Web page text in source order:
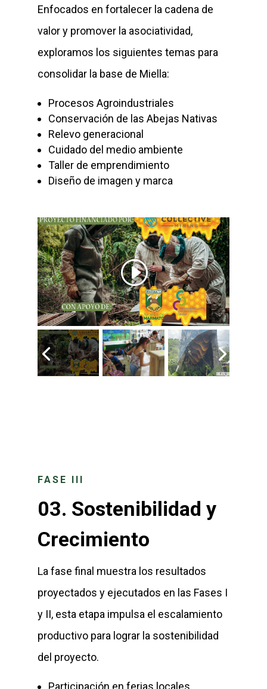
Enfocados en fortalecer la cadena de
valor y promover la asociatividad,
exploramos los siguientes temas para
consolidar la base de Miella:
Procesos Agroindustriales
Conservación de las Abejas Nativas
Relevo generacional
Cuidado del medio ambiente
Taller de emprendimiento
Diseño de imagen y marca
FASE III
03. Sostenibilidad y
Crecimiento
La fase final muestra los resultados
proyectados y ejecutados en las Fases I
y II, esta etapa impulsa el escalamiento
productivo para lograr la sostenibilidad
del proyecto.
Participación en ferias locales,